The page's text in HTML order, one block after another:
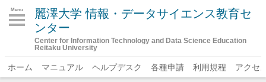
Menu
麗澤大学 情報・データサイエンス教育セ
ンター
Center for Information Technology and Data Science Education
Reitaku University
ホーム マニュアル ヘルプデスク 各種申請 利用規程 アクセ